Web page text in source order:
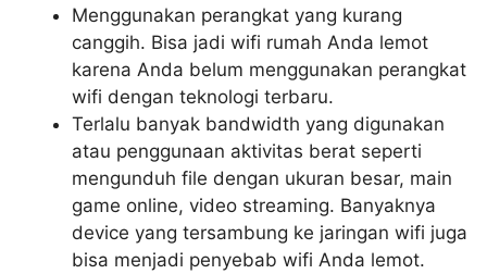
Menggunakan perangkat yang kurang
canggih. Bisa jadi wifi rumah Anda lemot
karena Anda belum menggunakan perangkat
wifi dengan teknologi terbaru.
Terlalu banyak bandwidth yang digunakan
atau penggunaan aktivitas berat seperti
mengunduh file dengan ukuran besar, main
game online, video streaming. Banyaknya
device yang tersambung ke jaringan wifi juga
bisa menjadi penyebab wifi Anda lemot.